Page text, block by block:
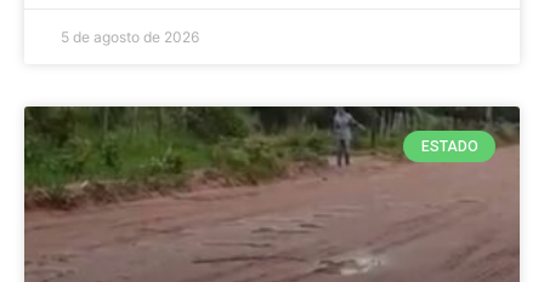
5 de agosto de 2026
ESTADO